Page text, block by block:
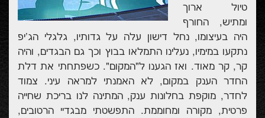
טיול ארוך
ומתיש, החורף
היה בעיצומו, נחל דישון עלה על גדותיו, גלגלי הג'יפ
נתקעו במימיו, נעלינו התמלאו בבוץ וכך גם הבגדים, והיה
קר, קר מאוד. ואז הגענו ל"המקום". כשפתחתי את דלת
החדר הענק במקום, לא האמנתי למראה עיני. צמוד
לחדר, מוקפת בחלונות ענק, המתינה לנו בריכת שחייה
פרטית, מקורה ומחוממת. התפשטתי מבגדיי הרטובים,